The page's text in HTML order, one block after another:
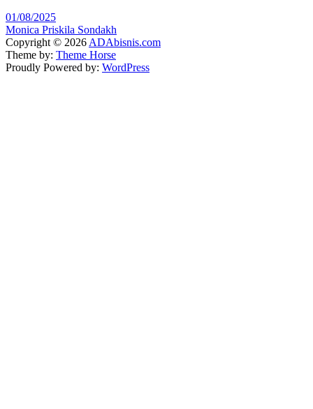
01/08/2025
Monica Priskila Sondakh
Copyright © 2026 ADAbisnis.com
Theme by: Theme Horse
Proudly Powered by: WordPress